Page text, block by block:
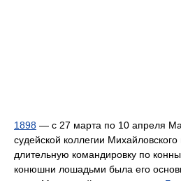
1898 — с 27 марта по 10 апреля
судейской коллегии
длительную командировку по
конюшни лошадьми была его